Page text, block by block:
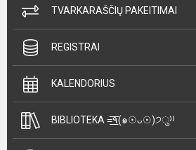
TVARKARAŠČIŲ PAKEITIMAI
REGISTRAI
KALENDORIUS
BIBLIOTEKA =͟͟͞͞٩(๑☉ᴗ☉)੭ु⁾⁾